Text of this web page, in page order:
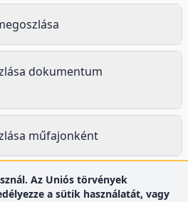
dokumentum
műfajonként
Az Uniós törvények
a sütik használatát, vagy